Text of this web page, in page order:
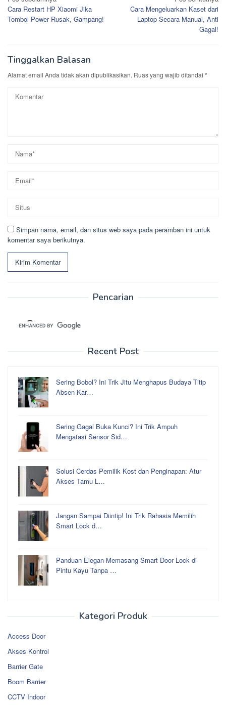
pos
Cara Restart HP Xiaomi Jika
Tombol Power Rusak, Gampang!
Cara Mengeluarkan Kaset dari
Laptop Secara Manual, Anti
Gagal!
Tinggalkan Balasan
Alamat email Anda tidak akan dipublikasikan. Ruas yang wajib ditandai *
Simpan nama, email, dan situs web saya pada peramban ini untuk
komentar saya berikutnya.
Pencarian
Recent Post
Sering Bobol? Ini Trik Jitu Menghapus Budaya Titip
Absen Kar…
Sering Gagal Buka Kunci? Ini Trik Ampuh
Mengatasi Sensor Sid…
Solusi Cerdas Pemilik Kost dan Penginapan: Atur
Akses Tamu L…
Jangan Sampai Diintip! Ini Trik Rahasia Memilih
Smart Lock d…
Panduan Elegan Memasang Smart Door Lock di
Pintu Kayu Tanpa …
Kategori Produk
Access Door
Akses Kontrol
Barrier Gate
Boom Barrier
CCTV Indoor